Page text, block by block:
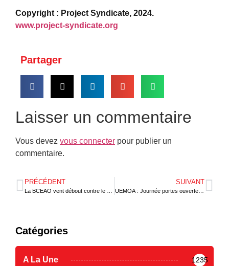
Copyright : Project Syndicate, 2024.
www.project-syndicate.org
Partager
Laisser un commentaire
Vous devez vous connecter pour publier un
commentaire.
PRÉCÉDENT SUIVANT
UEMOA : Journée portes ouvertes du Département des Politiques économiques à Ouagadougou
Catégories
A La Une 1235